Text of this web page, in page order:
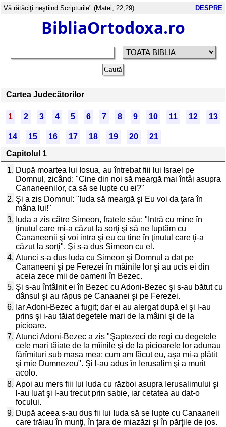
Vă rătăciţi neştiind Scripturile" (Matei, 22,29) DESPRE
BibliaOrtodoxa.ro
Cartea Judecătorilor
1 2 3 4 5 6 7 8 9 10 11 12 13
14 15 16 17 18 19 20
21
Capitolul 1
1. După moartea lui Iosua, au întrebat fiii lui Israel pe
Domnul, zicând: "Cine din noi să meargă mai întâi asupra
Cananeenilor, ca să se lupte cu ei?"
2. Şi a zis Domnul: "Iuda să meargă şi Eu voi da ţara în
mâna lui!"
3. Iuda a zis către Simeon, fratele său: "Intră cu mine în
ţinutul care mi-a căzut la sorţi şi să ne luptăm cu
Cananeenii şi voi intra şi eu cu tine în ţinutul care ţi-a
căzut la sorţi". Şi s-a dus Simeon cu el.
4. Atunci s-a dus Iuda cu Simeon şi Domnul a dat pe
Cananeeni şi pe Ferezei în mâinile lor şi au ucis ei din
aceia zece mii de oameni în Bezec.
5. Şi s-au întâlnit ei în Bezec cu Adoni-Bezec şi s-au bătut cu
dânsul şi au răpus pe Canaanei şi pe Ferezei.
6. Iar Adoni-Bezec a fugit; dar ei au alergat după el şi l-au
prins şi i-au tăiat degetele mari de la mâini şi de la
picioare.
7. Atunci Adoni-Bezec a zis "Şaptezeci de regi cu degetele
cele mari tăiate de la mîinile şi de la picioarele lor adunau
fărîmituri sub masa mea; cum am făcut eu, aşa mi-a plătit
şi mie Dumnezeu". Şi l-au adus în Ierusalim şi a murit
acolo.
8. Apoi au mers fiii lui Iuda cu război asupra Ierusalimului şi
l-au luat şi l-au trecut prin sabie, iar cetatea au dat-o
focului.
9. După aceea s-au dus fii lui Iuda să se lupte cu Canaaneii
care trăiau în munţi, în ţara de miazăzi şi în părţile de jos.